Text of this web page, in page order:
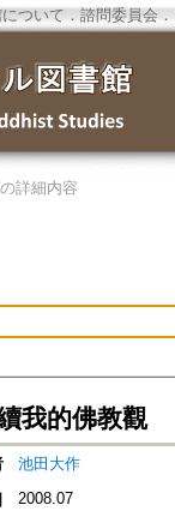
ついて ． 諮問委員会 ．
詳細内容
我的佛教觀
池田大作
2008.07